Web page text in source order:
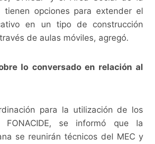
tienen opciones para extender el
en un tipo de construcción
de aulas móviles, agregó.
lo conversado en relación al
para la utilización de los
FONACIDE, se informó que la
se reunirán técnicos del MEC y